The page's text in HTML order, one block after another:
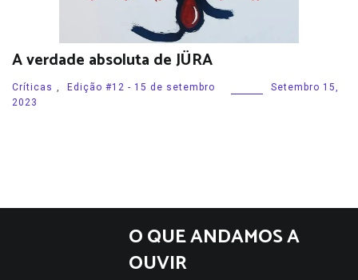
A verdade absoluta de JÜRA
Críticas , Edição #12 - 15 de setembro
Setembro 15,
2023
O QUE ANDAMOS A
OUVIR